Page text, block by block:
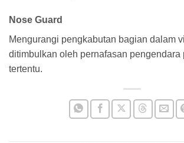
Nose Guard
Mengurangi pengkabutan bagian dalam
ditimbulkan oleh pernafasan pengendara
tertentu.